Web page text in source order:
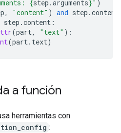
{step .arguments}" )
, "content" ) and step .content
step .content :
(part, "text" ):
(part. text)
a función
herramientas con
: